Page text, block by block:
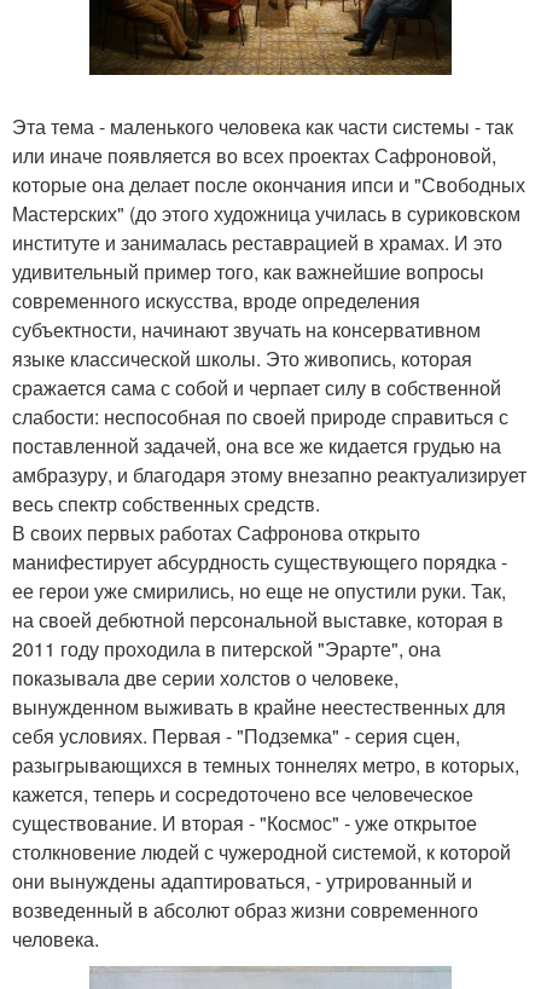
Эта тема - маленького человека как части системы - так
или иначе появляется во всех проектах Сафроновой,
которые она делает после окончания ипси и "Свободных
Мастерских" (до этого художница училась в суриковском
институте и занималась реставрацией в храмах. И это
удивительный пример того, как важнейшие вопросы
современного искусства, вроде определения
субъектности, начинают звучать на консервативном
языке классической школы. Это живопись, которая
сражается сама с собой и черпает силу в собственной
слабости: неспособная по своей природе справиться с
поставленной задачей, она все же кидается грудью на
амбразуру, и благодаря этому внезапно реактуализирует
весь спектр собственных средств.
В своих первых работах Сафронова открыто
манифестирует абсурдность существующего порядка -
ее герои уже смирились, но еще не опустили руки. Так,
на своей дебютной персональной выставке, которая в
2011 году проходила в питерской "Эрарте", она
показывала две серии холстов о человеке,
вынужденном выживать в крайне неестественных для
себя условиях. Первая - "Подземка" - серия сцен,
разыгрывающихся в темных тоннелях метро, в которых,
кажется, теперь и сосредоточено все человеческое
существование. И вторая - "Космос" - уже открытое
столкновение людей с чужеродной системой, к которой
они вынуждены адаптироваться, - утрированный и
возведенный в абсолют образ жизни современного
человека.